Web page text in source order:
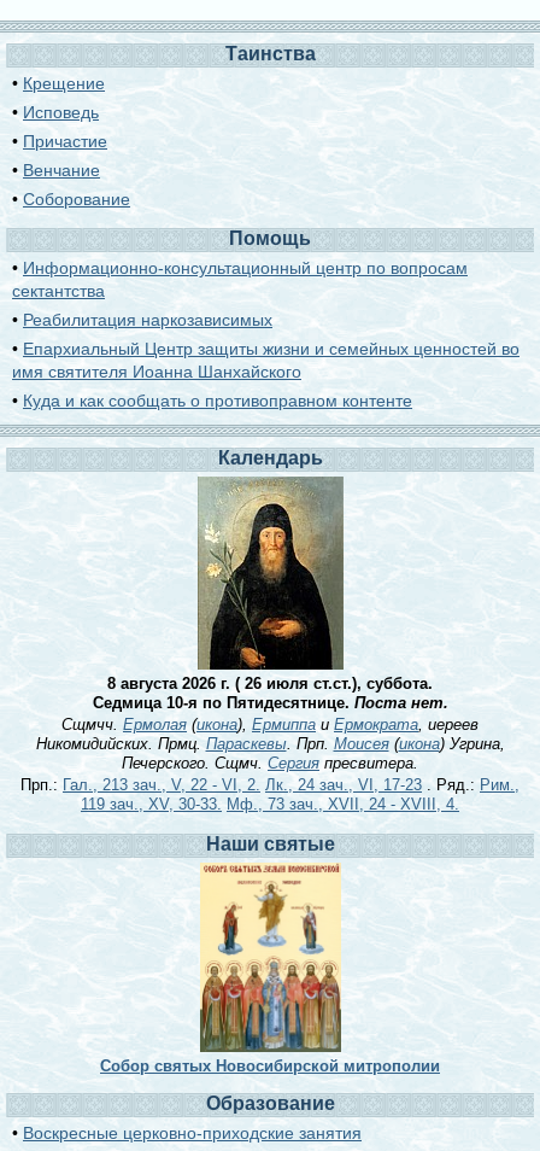
Таинства
• Крещение
• Исповедь
• Причастие
• Венчание
•Соборование
Помощь
• Информационно-консультационный центр по вопросам
сектантства
• Реабилитация наркозависимых
• Епархиальный Центр защиты жизни и семейных ценностей во
имя святителя Иоанна Шанхайского
• Куда и как сообщать о противоправном контенте
Календарь
8 августа 2026 г. ( 26 июля ст.ст.), суббота.
Седмица 10-я по Пятидесятнице. Поста нет.
Сщмчч. Ермолая (икона), Ермиппаи Ермократа , иереев
Никомидийских. Прмц.Параскевы. Прп. Моисея(икона) Угрина,
Печерского. Сщмч. Сергия пресвитера.
Прп.: Гал., 213 зач., V, 22 - VI, 2. Лк., 24 зач., VI, 17-23 . Ряд.: Рим.,
119 зач., XV, 30-33. Мф., 73 зач., XVII, 24 - XVIII, 4.
Наши святые
Собор святых Новосибирской митрополии
Образование
• Воскресные церковно-приходские занятия